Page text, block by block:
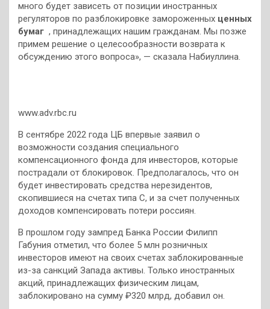
много будет зависеть от позиции иностранных
регуляторов по разблокировке замороженных ценных
бумаг , принадлежащих нашим гражданам. Мы позже
примем решение о целесообразности возврата к
обсуждению этого вопроса», — сказала Набиуллина.
www.adv.rbc.ru
В сентябре 2022 года ЦБ впервые заявил о
возможности создания специального
компенсационного фонда для инвесторов, которые
пострадали от блокировок. Предполагалось, что он
будет инвестировать средства нерезидентов,
скопившиеся на счетах типа С, и за счет полученных
доходов компенсировать потери россиян.
В прошлом году зампред Банка России Филипп
Габуния отметил, что более 5 млн розничных
инвесторов имеют на своих счетах заблокированные
из-за санкций Запада активы. Только иностранных
акций, принадлежащих физическим лицам,
заблокировано на сумму ₽320 млрд, добавил он.